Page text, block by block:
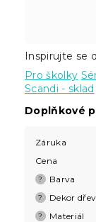
Inspirujte se
Pro školky
Scandi - sklad
Doplňkové
Záruka
Cena
? Barva
? Dekor
? Materiál